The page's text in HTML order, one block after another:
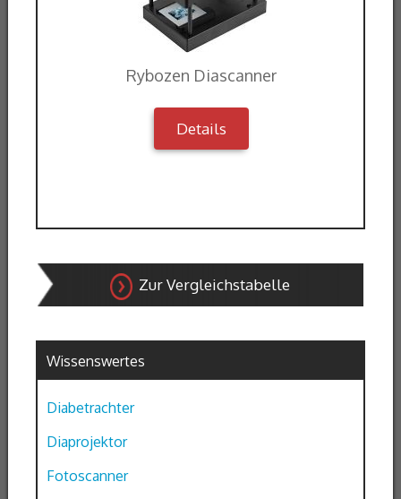
Rybozen Diascanner
Details
Zur Vergleichstabelle
Wissenswertes
Diabetrachter
Diaprojektor
Fotoscanner